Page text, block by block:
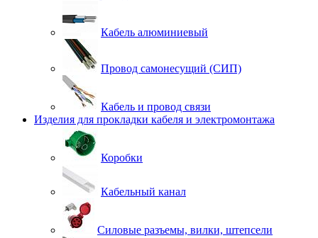
Кабель алюминиевый
Провод самонесущий (СИП)
Кабель и провод связи
Изделия для прокладки кабеля и электромонтажа
Коробки
Кабельный канал
Силовые разъемы, вилки, штепсели